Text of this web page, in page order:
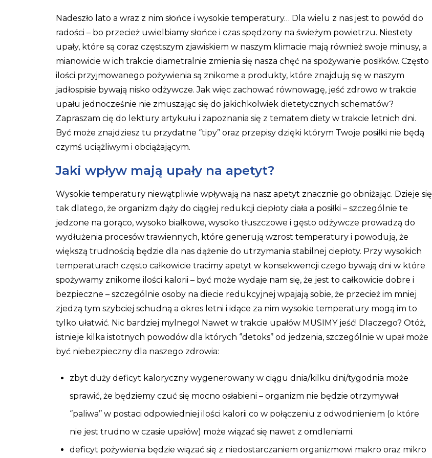
Nadeszło lato a wraz z nim słońce i wysokie temperatury… Dla wielu z nas jest to powód do
radości – bo przecież uwielbiamy słońce i czas spędzony na świeżym powietrzu. Niestety
upały, które są coraz częstszym zjawiskiem w naszym klimacie mają również swoje minusy, a
mianowicie w ich trakcie diametralnie zmienia się nasza chęć na spożywanie posiłków. Często
ilości przyjmowanego pożywienia są znikome a produkty, które znajdują się w naszym
jadłospisie bywają nisko odżywcze. Jak więc zachować równowagę, jeść zdrowo w trakcie
upału jednocześnie nie zmuszając się do jakichkolwiek dietetycznych schematów?
Zapraszam cię do lektury artykułu i zapoznania się z tematem diety w trakcie letnich dni.
Być może znajdziesz tu przydatne ‘’tipy’’ oraz przepisy dzięki którym Twoje posiłki nie będą
czymś uciążliwym i obciążającym.
Jaki wpływ mają upały na apetyt?
Wysokie temperatury niewątpliwie wpływają na nasz apetyt znacznie go obniżając. Dzieje się
tak dlatego, że organizm dąży do ciągłej redukcji ciepłoty ciała a posiłki – szczególnie te
jedzone na gorąco, wysoko białkowe, wysoko tłuszczowe i gęsto odżywcze prowadzą do
wydłużenia procesów trawiennych, które generują wzrost temperatury i powodują, że
większą trudnością będzie dla nas dążenie do utrzymania stabilnej ciepłoty. Przy wysokich
temperaturach często całkowicie tracimy apetyt w konsekwencji czego bywają dni w które
spożywamy znikome ilości kalorii – być może wydaje nam się, że jest to całkowicie dobre i
bezpieczne – szczególnie osoby na diecie redukcyjnej wpajają sobie, że przecież im mniej
zjedzą tym szybciej schudną a okres letni i idące za nim wysokie temperatury mogą im to
tylko ułatwić. Nic bardziej mylnego! Nawet w trakcie upałów MUSIMY jeść! Dlaczego? Otóż,
istnieje kilka istotnych powodów dla których ‘’detoks’’ od jedzenia, szczególnie w upał może
być niebezpieczny dla naszego zdrowia:
zbyt duży deficyt kaloryczny wygenerowany w ciągu dnia/kilku dni/tygodnia może
sprawić, że będziemy czuć się mocno osłabieni – organizm nie będzie otrzymywał
‘’paliwa’’ w postaci odpowiedniej ilości kalorii co w połączeniu z odwodnieniem (o które
nie jest trudno w czasie upałów) może wiązać się nawet z omdleniami.
deficyt pożywienia będzie wiązać się z niedostarczaniem organizmowi makro oraz mikro